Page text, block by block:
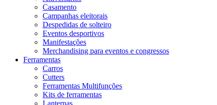
Casamento
Campanhas eleitorais
Despedidas de solteiro
Eventos desportivos
Manifestações
Merchandising para eventos e congressos
Ferramentas
Carros
Cutters
Ferramentas Multifunções
Kits de ferramentas
Lanternas